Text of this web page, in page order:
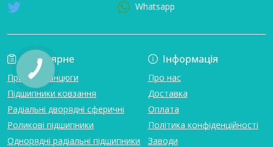
Популярне
Привідні ланцюги
Підшипники ковзання
Радіальні дворядні сферичні
Роликові підшипники
Однорядні радіальні підшипники
Інформація
Про нас
Доставка
Оплата
Політика конфіденційності
Заводи
Whatsapp